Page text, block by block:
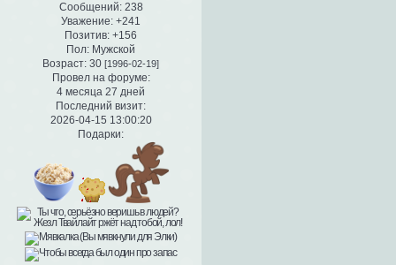
Сообщений:238
Уважение: +241
Позитив: +156
Пол: Мужской
Возраст: 30 [1996-02-19]
Провел на форуме:
4 месяца 27 дней
Последний визит:
2026-04-15 13:00:20
Подарки: